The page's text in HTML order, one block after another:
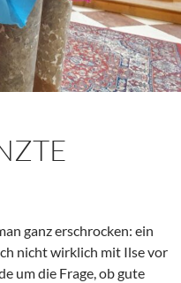
ganz erschrocken: ein
nicht wirklich mit Ilse vor
um die Frage, ob gute